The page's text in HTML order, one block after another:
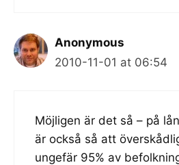
Anonymous
2010-11-01 at 06:54
Möjligen är det så – på
är också så att
ungefär 95% av